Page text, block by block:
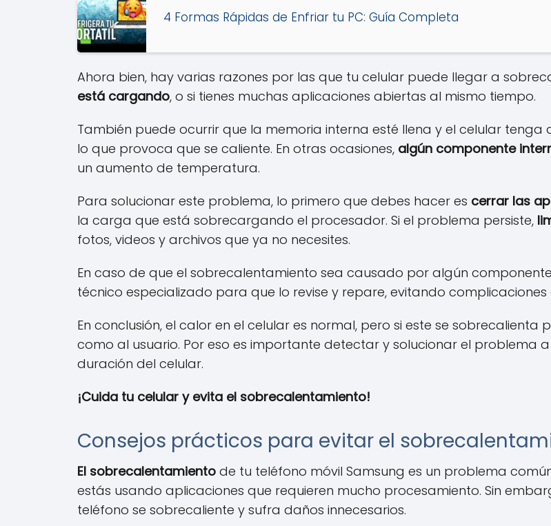
4 Formas Rápidas de Enfriar tu PC: Guía Completa
Ahora bien, hay varias razones por las que tu celular puede llegar a
está cargando, o si tienes muchas aplicaciones abiertas al mismo tiempo.
También puede ocurrir que la memoria interna esté llena y el celular
lo que provoca que se caliente. En otras ocasiones, algún componente
un aumento de temperatura.
Para solucionar este problema, lo primero que debes hacer es cerrar las
la carga que está sobrecargando el procesador. Si el problema persiste,
fotos, videos y archivos que ya no necesites.
En caso de que el sobrecalentamiento sea causado por algún
técnico especializado para que lo revise y repare, evitando complicaciones
En conclusión, el calor en el celular es normal, pero si este se
como al usuario. Por eso es importante detectar y solucionar el problema
duración del celular.
¡Cuida tu celular y evita el sobrecalentamiento!
Consejos prácticos para evitar el
El sobrecalentamiento de tu teléfono móvil Samsung es un problema
estás usando aplicaciones que requieren mucho procesamiento. Sin
teléfono se sobrecaliente y sufra daños innecesarios.